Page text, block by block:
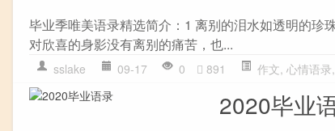
毕业季唯美语录精选简介：1 离别的泪水如透明的珍
对欣喜的身影没有离别的痛苦，也...
sslake 09-17 0 891 作文, 心情语录,
2020毕业